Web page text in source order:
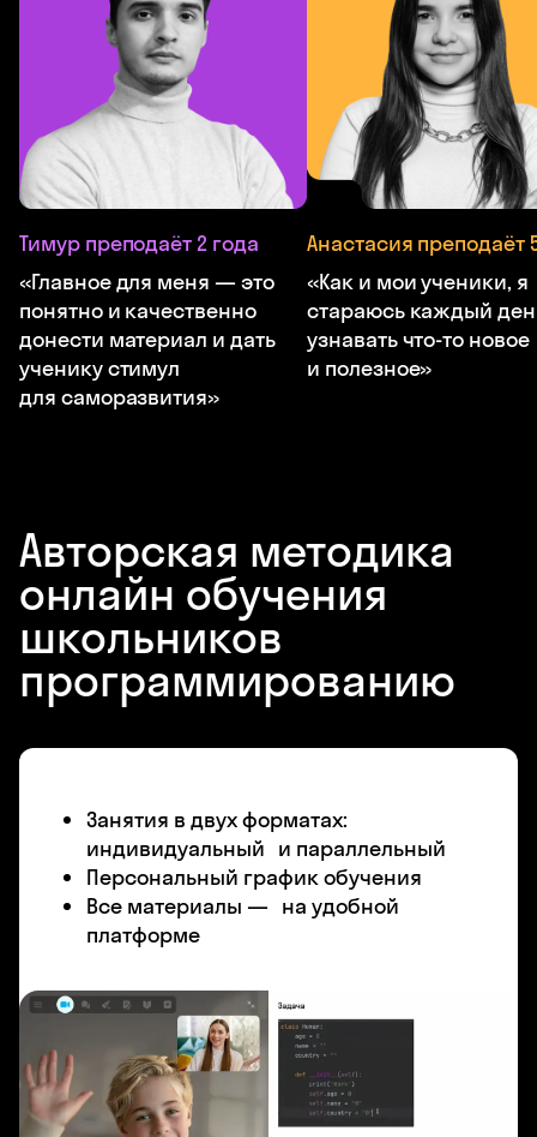
Тимур преподаёт 2 года
«Главное для меня — это
понятно и качественно
донести материал и дать
ученику стимул
для саморазвития»
Анастасия преподаёт
«Как и мои ученики, я
стараюсь каждый
узнавать что-то новое
и полезное»
Авторская методика
онлайн обучения
школьников
программированию
Занятия в двух форматах:
индивидуальный и параллельный
Персональный график обучения
Все материалы — на удобной
платформе